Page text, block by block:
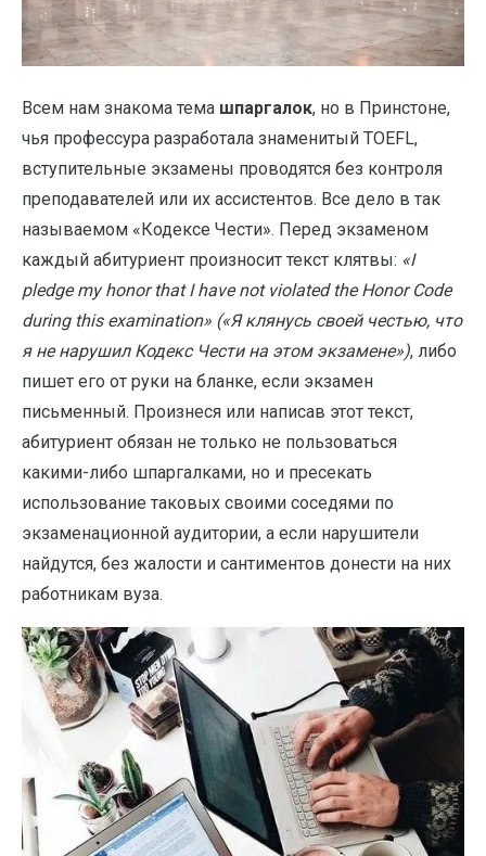
Всем нам знакома тема шпаргалок, но в Принстоне,
чья профессура разработала знаменитый TOEFL,
вступительные экзамены проводятся без контроля
преподавателей или их ассистентов. Все дело в так
называемом «Кодексе Чести». Перед экзаменом
каждый абитуриент произносит текст клятвы: «I
pledge my honor that I have not violated the Honor Code
during this examination» («Я клянусь своей честью, что
я не нарушил Кодекс Чести на этом экзамене»), либо
пишет его от руки на бланке, если экзамен
письменный. Произнеся или написав этот текст,
абитуриент обязан не только не пользоваться
какими-либо шпаргалками, но и пресекать
использование таковых своими соседями по
экзаменационной аудитории, а если нарушители
найдутся, без жалости и сантиментов донести на них
работникам вуза.